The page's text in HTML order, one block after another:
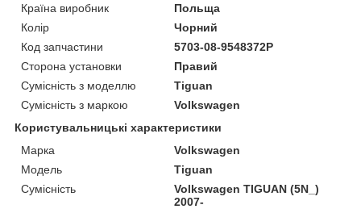
Країна виробник
Польща
Колір
Чорний
Код запчастини
5703-08-9548372P
Сторона установки
Правий
Сумісність з моделлю
Tiguan
Сумісність з маркою
Volkswagen
Користувальницькі характеристики
Марка
Volkswagen
Модель
Tiguan
Сумісність
Volkswagen TIGUAN (5N_)
2007-